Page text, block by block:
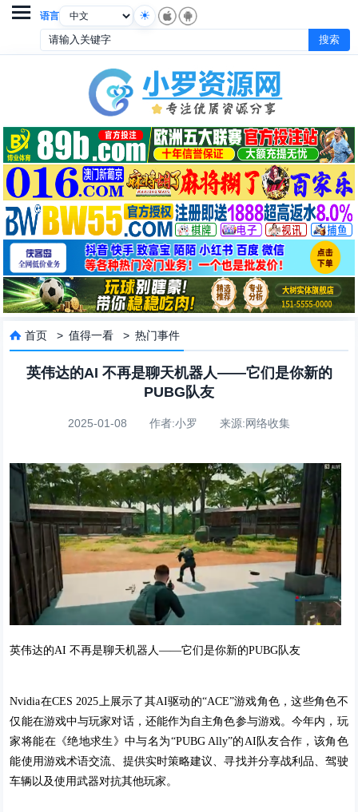
语言

 首页 >值得一看 >热门事件
英伟达的AI 不再是聊天机器人——它们是你新的
PUBG队友
2025-01-08 作者:小罗 来源:网络收集
英伟达的AI 不再是聊天机器人——它们是你新的PUBG队友
Nvidia在CES 2025上展示了其AI驱动的“ACE”游戏角色，这些角色不
仅能在游戏中与玩家对话，还能作为自主角色参与游戏。今年内，玩
家将能在《绝地求生》中与名为“PUBG Ally”的AI队友合作，该角色
能使用游戏术语交流、提供实时策略建议、寻找并分享战利品、驾驶
车辆以及使用武器对抗其他玩家。